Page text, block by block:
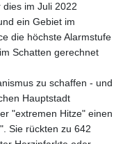
im Juli 2022
ein Gebiet im
die höchste Alarmstufe
Schatten gerechnet
zu schaffen - und
Hauptstadt
"extremen Hitze" einen
Sie rückten zu 642